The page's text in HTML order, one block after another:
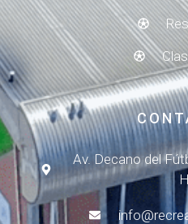
Av. Decano del